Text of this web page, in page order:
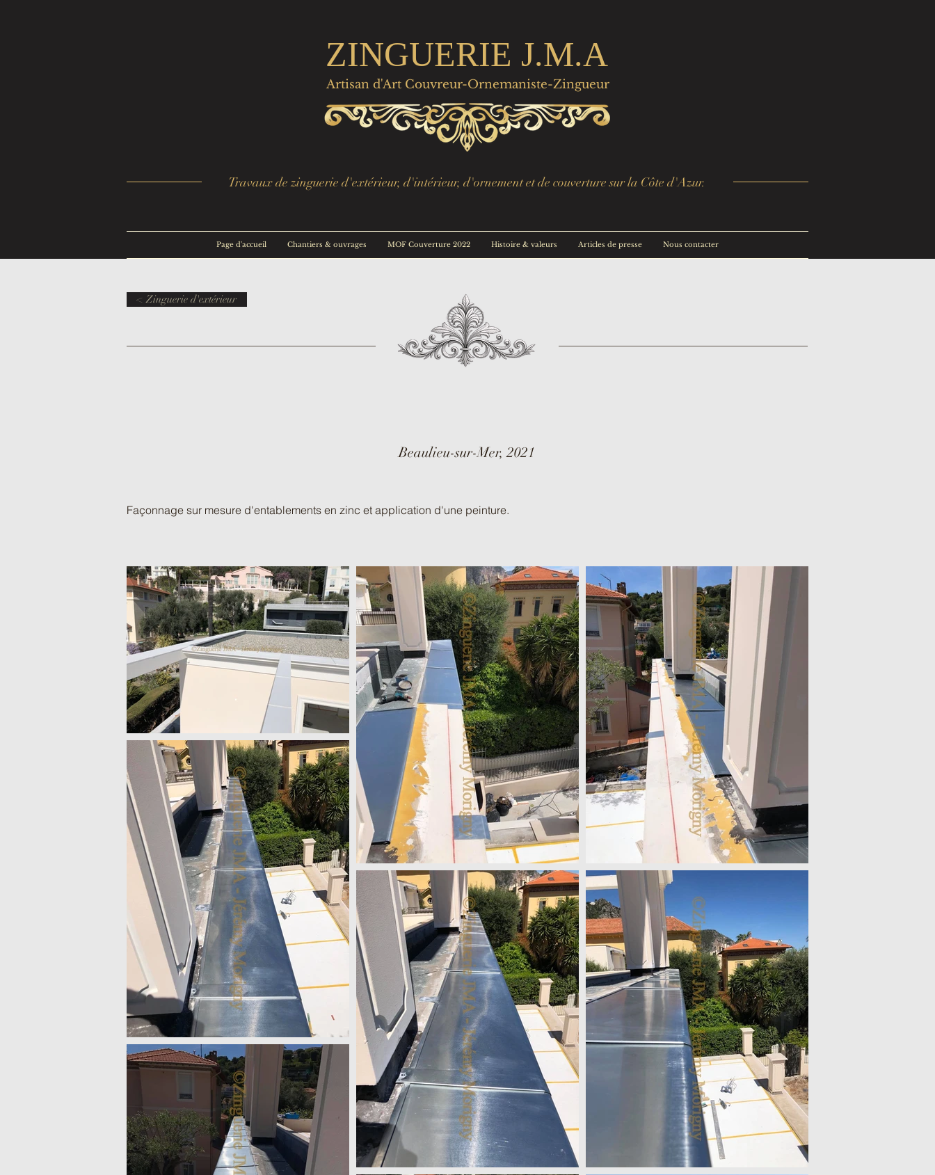
ZINGUERIE J.M.A
Artisan d'Art Couvreur-Ornemaniste-Zingueur
Travaux de zinguerie d'extérieur, d'intérieur, d'ornement et de couverture sur la Côte d'Azur.
Page d'accueil Chantiers & ouvrages MOF Couverture 2022 Histoire & valeurs Articles de presse Nous contacter
< Zinguerie d'extérieur
Beaulieu-sur-Mer, 2021
Façonnage sur mesure d'entablements en zinc et application d'une peinture.